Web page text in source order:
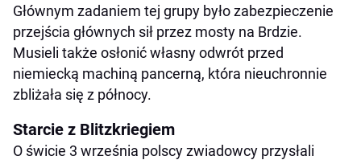
Głównym zadaniem tej grupy było zabezpieczenie
przejścia głównych sił przez mosty na Brdzie.
Musieli także osłonić własny odwrót przed
niemiecką machiną pancerną, która nieuchronnie
zbliżała się z północy.
Starcie z Blitzkriegiem
O świcie 3 września polscy zwiadowcy przysłali